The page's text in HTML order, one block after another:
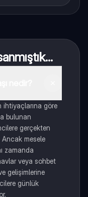
ihtiyaçlarına göre
bulunan
gerçekten
Ancak mesele
zamanda
veya sohbet
gelişimlerine
günlük